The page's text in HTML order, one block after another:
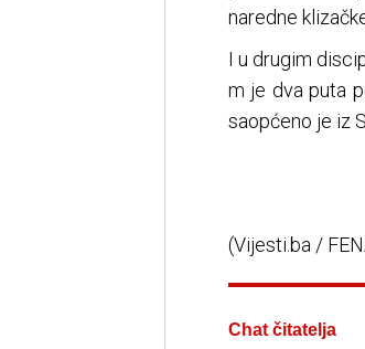
naredne
I u drugim
m je dva puta
saopćeno je iz
(Vijesti.ba /
Chat čitatelja